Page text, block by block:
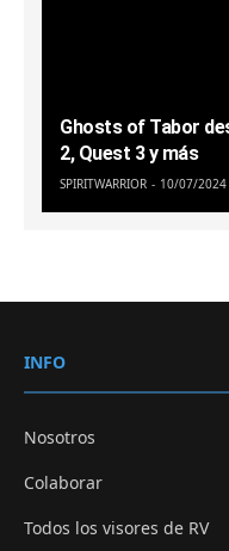
Ghosts of Tabor
2, Quest 3 y más
SPIRITWARRIOR 10/07/2024
INFO
Nosotros
Colaborar
Todos los visores de RV